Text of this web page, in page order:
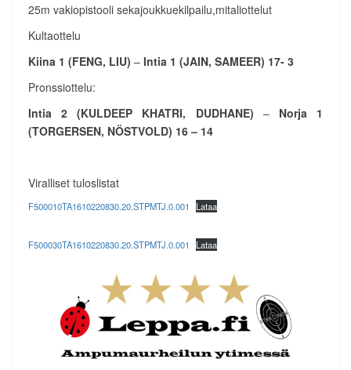
25m vakiopistooli sekajoukkuekilpailu,mitaliottelut
Kultaottelu
Kiina 1 (FENG, LIU) – Intia 1 (JAIN, SAMEER) 17- 3
Pronssiottelu:
Intia 2 (KULDEEP KHATRI, DUDHANE) – Norja 1
(TORGERSEN, NÖSTVOLD) 16 – 14
Viralliset tuloslistat
F500010TA1610220830.20.STPMTJ.0.001 Lataa
F500030TA1610220830.20.STPMTJ.0.001 Lataa